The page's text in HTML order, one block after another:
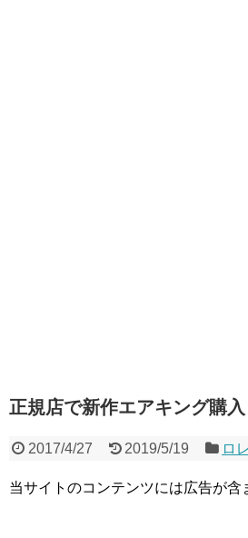
正規店で新作エアキング購
2017/4/27 2019/5/19 ロ
当サイトのコンテンツには広告が含